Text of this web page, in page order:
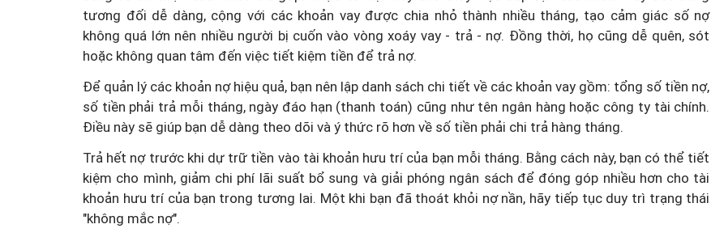
tương đối dễ dàng, cộng với các khoản vay được chia nhỏ thành nhiều tháng, tạo cảm giác số nợ
không quá lớn nên nhiều người bị cuốn vào vòng xoáy vay - trả - nợ. Đồng thời, họ cũng dễ quên, sót
hoặc không quan tâm đến việc tiết kiệm tiền để trả nợ.
Để quản lý các khoản nợ hiệu quả, bạn nên lập danh sách chi tiết về các khoản vay gồm: tổng số tiền nợ,
số tiền phải trả mỗi tháng, ngày đáo hạn (thanh toán) cũng như tên ngân hàng hoặc công ty tài chính.
Điều này sẽ giúp bạn dễ dàng theo dõi và ý thức rõ hơn về số tiền phải chi trả hàng tháng.
Trả hết nợ trước khi dự trữ tiền vào tài khoản hưu trí của bạn mỗi tháng. Bằng cách này, bạn có thể tiết
kiệm cho mình, giảm chi phí lãi suất bổ sung và giải phóng ngân sách để đóng góp nhiều hơn cho tài
khoản hưu trí của bạn trong tương lai. Một khi bạn đã thoát khỏi nợ nần, hãy tiếp tục duy trì trạng thái
"không mắc nợ".